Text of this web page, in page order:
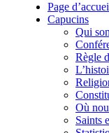
Page
Capucins
Qui
Règle
Où
Saints